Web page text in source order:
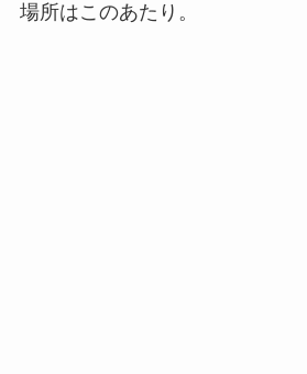
場所はこのあたり。